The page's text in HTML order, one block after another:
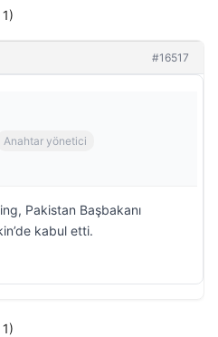
#16517
Anahtar yönetici
Pakistan Başbakanı
kabul etti.